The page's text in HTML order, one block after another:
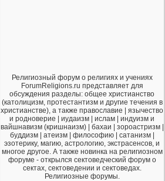
Религиозный форум о религиях и учениях
ForumReligions.ru представляет для
обсуждения разделы: общее христианство
(католицизм, протестантизм и другие течения в
христианстве), а также православие | язычество
и родноверие | иудаизм | ислам | индуизм и
вайшнавизм (кришнаизм) | бахаи | зороастризм |
буддизм | атеизм | философию | сатанизм |
эзотерику, магию, астрологию, экстрасенсов, и
многое другое. А также новинка на религиозном
форуме - открылся сектоведческий форум о
сектах, сектоведении и сектоведах.
Религиозные форумы.